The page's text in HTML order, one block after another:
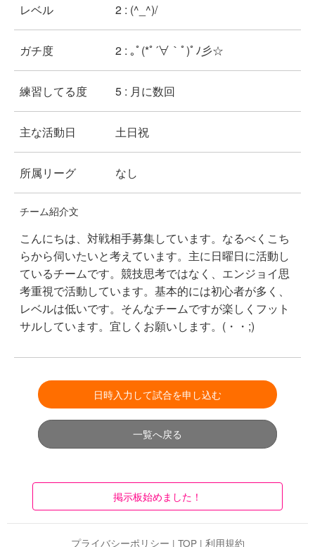
レベル 2 : (^_^)/
ガチ度 2 : ｡ﾟ(*ﾟ´∀｀ﾟ)ﾟﾉ彡☆
練習してる度 5 : 月に数回
主な活動日 土日祝
所属リーグ なし
チーム紹介文
こんにちは、対戦相手募集しています。なるべくこち
らから伺いたいと考えています。主に日曜日に活動し
ているチームです。競技思考ではなく、エンジョイ思
考重視で活動しています。基本的には初心者が多く、
レベルは低いです。そんなチームですが楽しくフット
サルしています。宜しくお願いします。(・・;)
日時入力して試合を申し込む
一覧へ戻る
掲示板始めました！
プライバシーポリシー | TOP| 利用規約